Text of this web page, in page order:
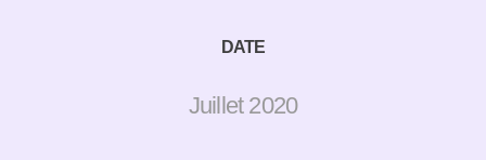
DATE
Juillet 2020